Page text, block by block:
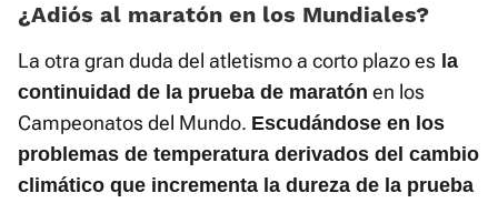
¿Adiós al maratón en los Mundiales?
La otra gran duda del atletismo a corto plazo es la
continuidad de la prueba de maratón en los
Campeonatos del Mundo. Escudándose en los
problemas de temperatura derivados del cambio
climático que incrementa la dureza de la prueba